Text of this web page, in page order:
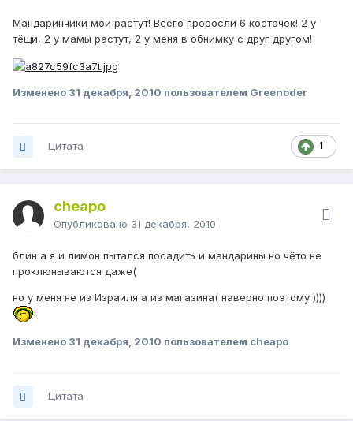
Мандаринчики мои растут! Всего проросли 6 косточек! 2 у
тёщи, 2 у мамы растут, 2 у меня в обнимку с друг другом!
Изменено 31 декабря, 2010 пользователем Greenoder
1
Цитата
cheapo
Опубликовано 31 декабря, 2010
блин а я и лимон пытался посадить и мандарины но чёто не
проклюнываются даже(
но у меня не из Израиля а из магазина( наверно поэтому ))))
Изменено 31 декабря, 2010 пользователем cheapo
Цитата